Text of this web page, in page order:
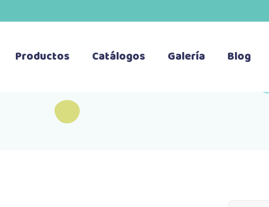
Productos Catálogos Galería Blog